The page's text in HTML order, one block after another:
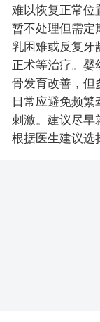
难以恢复正常位
暂不处理但需定
乳困难或反复牙
正术等治疗。
骨发育改善，但
日常应避免频
刺激。建议尽早
根据医生建议选